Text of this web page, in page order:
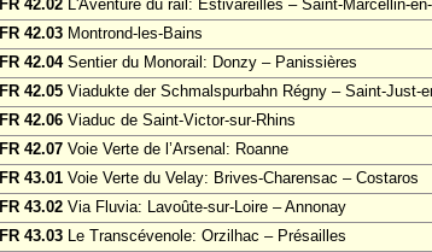
FR 42.02 L'Aventure du rail: Estivareilles – Saint-Marcellin-
FR 42.03 Montrond-les-Bains
FR 42.04Sentier du Monorail: Donzy – Panissières
FR 42.05 Viadukte der Schmalspurbahn Régny – Saint-Just-
FR 42.06 Viaduc de Saint-Victor-sur-Rhins
FR 42.07 Voie Verte de l’Arsenal: Roanne
FR 43.01 Voie Verte du Velay: Brives-Charensac – Costaros
FR 43.02 Via Fluvia: Lavoûte-sur-Loire – Annonay
FR 43.03 Le Transcévenole: Orzilhac – Présailles